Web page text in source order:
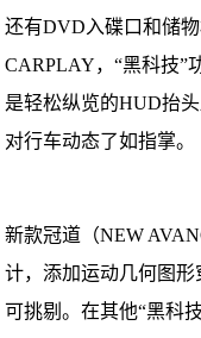
还有DVD入碟口和储
CARPLAY，“黑科技”
是轻松纵览的HUD抬
对行车动态了如指掌。
新款冠道（NEW
计，添加运动几何图
可挑剔。在其他“黑科